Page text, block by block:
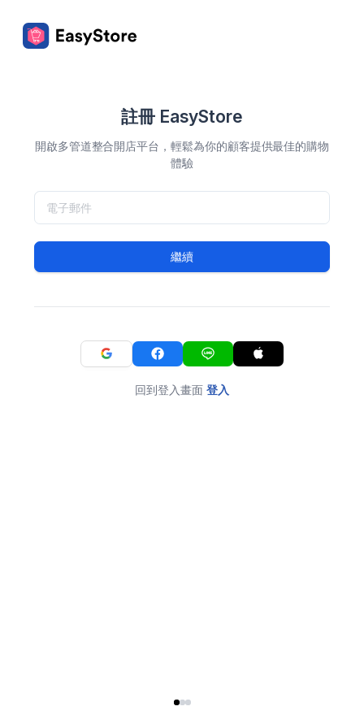
註冊 EasyStore
開啟多管道整合開店平台，輕鬆為你的顧客提供最佳的購物
體驗
繼續
回到登入畫面 登入